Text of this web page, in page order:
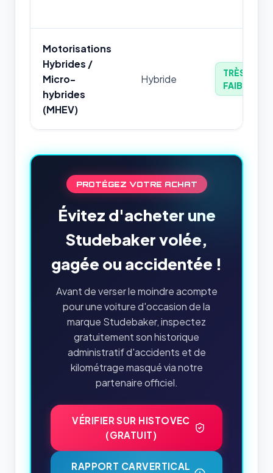
Motorisations
Hybrides /
Micro-
hybrides
(MHEV)
Hybride
TRÈS
FAIBLE
PROTÉGEZ VOTRE ACHAT
Évitez d'acheter une
Studebaker volée,
gagée ou accidentée !
Avant de verser le moindre acompte
pour une voiture d'occasion de la
marque Studebaker, inspectez
gratuitement son historique
administratif d'accidents et de
kilométrage masqué via notre
partenaire officiel.
VÉRIFIER SUR HISTOVEC
(GRATUIT)
RAPPORT CARVERTICAL